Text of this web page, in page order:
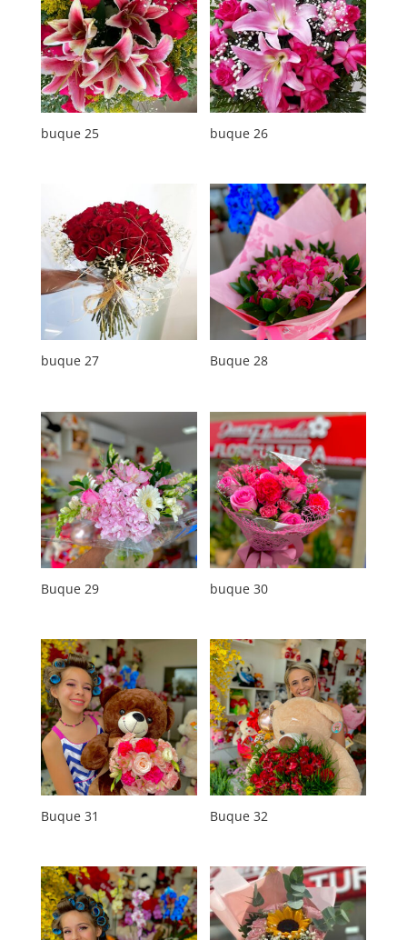
buque 25 buque 26
buque 27 Buque 28
Buque 29 buque 30
Buque 31 Buque 32